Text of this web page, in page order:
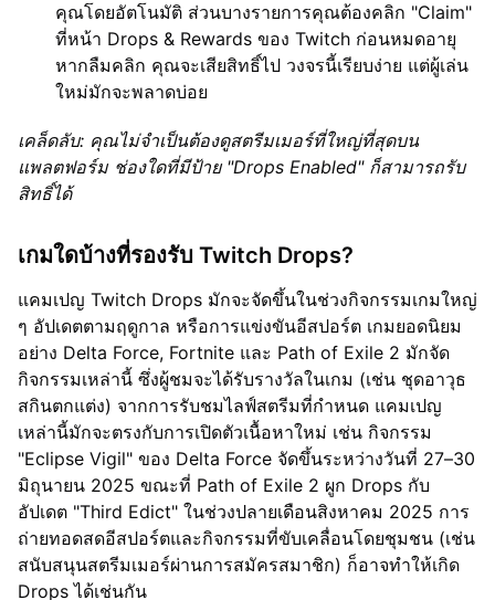
คุณโดยอัตโนมัติ ส่วนบางรายการคุณต้องคลิก "Claim"
ที่หน้า Drops & Rewards ของ Twitch ก่อนหมดอายุ
หากลืมคลิก คุณจะเสียสิทธิ์ไป วงจรนี้เรียบง่าย แต่ผู้เล่น
ใหม่มักจะพลาดบ่อย
เคล็ดลับ: คุณไม่จำเป็นต้องดูสตรีมเมอร์ที่ใหญ่ที่สุดบน
แพลตฟอร์ม ช่องใดที่มีป้าย "Drops Enabled" ก็สามารถรับ
สิทธิ์ได้
เกมใดบ้างที่รองรับ Twitch Drops?
แคมเปญ Twitch Drops มักจะจัดขึ้นในช่วงกิจกรรมเกมใหญ่
ๆ อัปเดตตามฤดูกาล หรือการแข่งขันอีสปอร์ต เกมยอดนิยม
อย่าง Delta Force, Fortnite และ Path of Exile 2 มักจัด
กิจกรรมเหล่านี้ ซึ่งผู้ชมจะได้รับรางวัลในเกม (เช่น ชุดอาวุธ
สกินตกแต่ง) จากการรับชมไลฟ์สตรีมที่กำหนด แคมเปญ
เหล่านี้มักจะตรงกับการเปิดตัวเนื้อหาใหม่ เช่น กิจกรรม
"Eclipse Vigil" ของ Delta Force จัดขึ้นระหว่างวันที่ 27–30
มิถุนายน 2025 ขณะที่ Path of Exile 2 ผูก Drops กับ
อัปเดต "Third Edict" ในช่วงปลายเดือนสิงหาคม 2025 การ
ถ่ายทอดสดอีสปอร์ตและกิจกรรมที่ขับเคลื่อนโดยชุมชน (เช่น
สนับสนุนสตรีมเมอร์ผ่านการสมัครสมาชิก) ก็อาจทำให้เกิด
Drops ได้เช่นกัน